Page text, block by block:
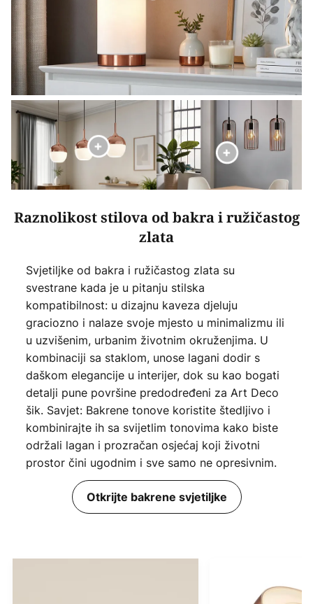
Raznolikost stilova od bakra i ružičastog
zlata
Svjetiljke od bakra i ružičastog zlata su
svestrane kada je u pitanju stilska
kompatibilnost: u dizajnu kaveza djeluju
graciozno i nalaze svoje mjesto u minimalizmu ili
u uzvišenim, urbanim životnim okruženjima. U
kombinaciji sa staklom, unose lagani dodir s
daškom elegancije u interijer, dok su kao bogati
detalji pune površine predodređeni za Art Deco
šik. Savjet: Bakrene tonove koristite štedljivo i
kombinirajte ih sa svijetlim tonovima kako biste
održali lagan i prozračan osjećaj koji životni
prostor čini ugodnim i sve samo ne opresivnim.
Otkrijte bakrene svjetiljke